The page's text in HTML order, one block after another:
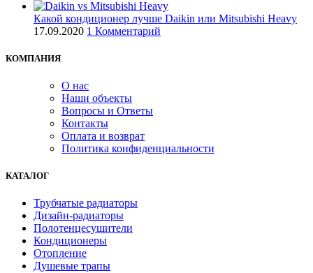
Какой кондиционер лучше Daikin или Mitsubishi Heavy
17.09.2020 1 Комментарий
КОМПАНИЯ
О нас
Наши объекты
Вопросы и Ответы
Контакты
Оплата и возврат
Политика конфиденциальности
КАТАЛОГ
Трубчатые радиаторы
Дизайн-радиаторы
Полотенцесушители
Кондиционеры
Отопление
Душевые трапы